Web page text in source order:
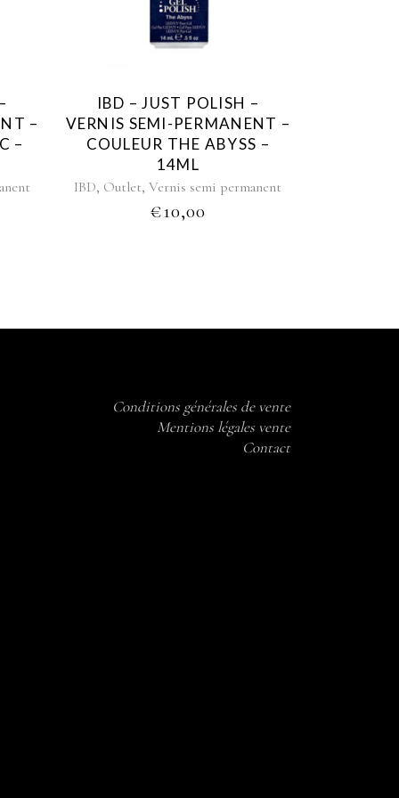
–
–
IBD – JUST POLISH –
VERNIS SEMI-PERMANENT –
COULEUR THE ABYSS –
14ML
IBD, Outlet,Vernis semi permanent
€10,00
Conditions générales de vente
Mentions légales vente
Contact